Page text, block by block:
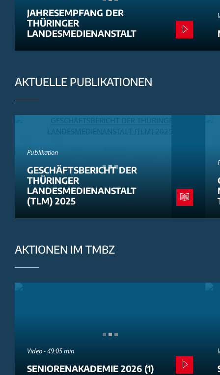
JAHRESEMPFANG DER
THÜRINGER
LANDESMEDIENANSTALT
AKTUELLE PUBLIKATIONEN
Publikation
GESCHÄFTSBERICHT DER
THÜRINGER
LANDESMEDIENANSTALT
(TLM) 2025
AKTIONEN IM TMBZ
Video - 49:05 min
SENIORENAKADEMIE 2026 (1)